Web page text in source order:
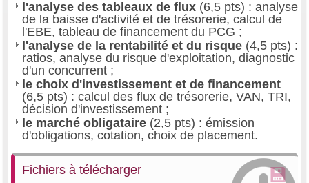
l'analyse des tableaux de flux (6,5 pts) : analyse
de la baisse d'activité et de trésorerie, calcul de
l'EBE, tableau de financement du PCG ;
l'analyse de la rentabilité et du risque (4,5 pts) :
ratios, analyse du risque d'exploitation, diagnostic
d'un concurrent ;
le choix d'investissement et de financement
(6,5 pts) : calcul des flux de trésorerie, VAN, TRI,
décision d'investissement ;
le marché obligataire (2,5 pts) : émission
d'obligations, cotation, choix de placement.
Fichiers à télécharger